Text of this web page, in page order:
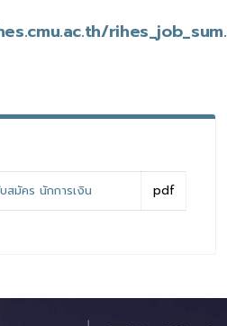
สมัคร นักการเงิน pdf